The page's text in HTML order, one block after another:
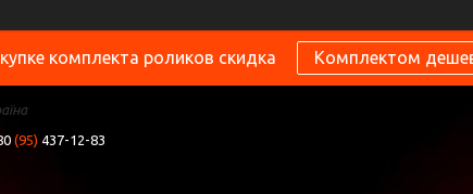
комплекта роликов скидка Комплектом
(95) 437-12-83